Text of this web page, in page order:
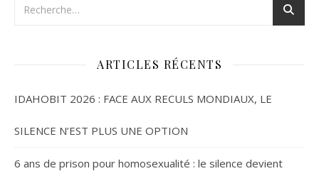
ARTICLES RÉCENTS
IDAHOBIT 2026 : FACE AUX RECULS MONDIAUX, LE
SILENCE N’EST PLUS UNE OPTION
6 ans de prison pour homosexualité : le silence devient